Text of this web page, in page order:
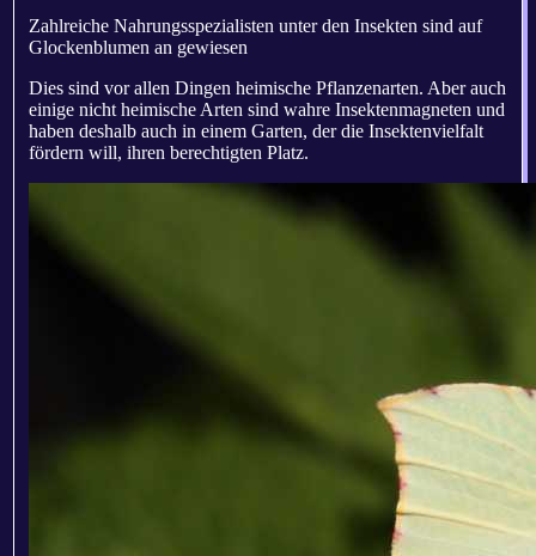
Zahlreiche Nahrungsspezialisten unter den Insekten sind auf
Glockenblumen an gewiesen
Dies sind vor allen Dingen heimische Pflanzenarten. Aber auch
einige nicht heimische Arten sind wahre Insektenmagneten und
haben deshalb auch in einem Garten, der die Insektenvielfalt
fördern will, ihren berechtigten Platz.